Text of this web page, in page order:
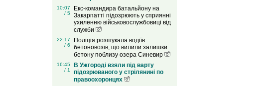
10:07
/ 5
Екс-командира батальйону на
Закарпатті підозрюють у сприянні
ухиленню військовослужбовиці від
служби
22:17
/ 6
Поліція розшукала водіїв
бетоновозів, що вилили залишки
бетону поблизу озера Синевир
16:45
/ 1
В Ужгороді взяли під варту
підозрюваного у стрілянині по
правоохоронцях